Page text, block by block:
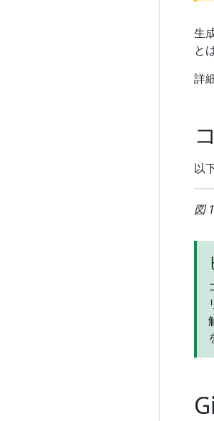
生
と
詳
以
図